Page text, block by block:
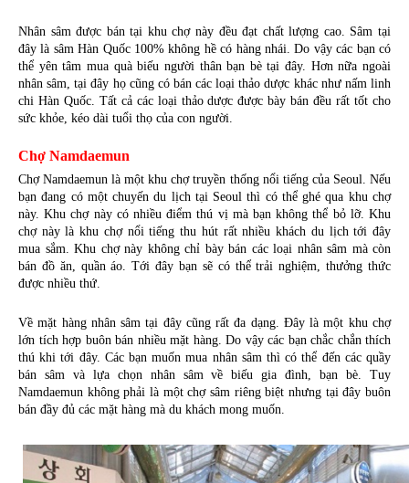
Nhân sâm được bán tại khu chợ này đều đạt chất lượng cao. Sâm tại
đây là sâm Hàn Quốc 100% không hề có hàng nhái. Do vậy các bạn có
thể yên tâm mua quà biếu người thân bạn bè tại đây. Hơn nữa ngoài
nhân sâm, tại đây họ cũng có bán các loại thảo dược khác như nấm linh
chi Hàn Quốc. Tất cả các loại thảo dược được bày bán đều rất tốt cho
sức khỏe, kéo dài tuổi thọ của con người.
Chợ Namdaemun
Chợ Namdaemun là một khu chợ truyền thống nổi tiếng của Seoul. Nếu
bạn đang có một chuyến du lịch tại Seoul thì có thể ghé qua khu chợ
này. Khu chợ này có nhiều điểm thú vị mà bạn không thể bỏ lỡ. Khu
chợ này là khu chợ nổi tiếng thu hút rất nhiều khách du lịch tới đây
mua sắm. Khu chợ này không chỉ bày bán các loại nhân sâm mà còn
bán đồ ăn, quần áo. Tới đây bạn sẽ có thể trải nghiệm, thưởng thức
được nhiều thứ.
Về mặt hàng nhân sâm tại đây cũng rất đa dạng. Đây là một khu chợ
lớn tích hợp buôn bán nhiều mặt hàng. Do vậy các bạn chắc chắn thích
thú khi tới đây. Các bạn muốn mua nhân sâm thì có thể đến các quầy
bán sâm và lựa chọn nhân sâm về biếu gia đình, bạn bè. Tuy
Namdaemun không phải là một chợ sâm riêng biệt nhưng tại đây buôn
bán đầy đủ các mặt hàng mà du khách mong muốn.